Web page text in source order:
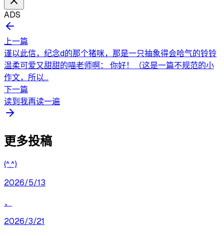
ADS
上一篇
谨以此信，纪念d的那个猪咪，那是一只抽象得会哈气的铃铃
温柔可爱又甜甜的喵老师啊： 你好！（这是一篇不规范的小
作文，所以...
下一篇
读到我再读一遍
更多投稿
(^.^)
2026/5/13
，
2026/3/21